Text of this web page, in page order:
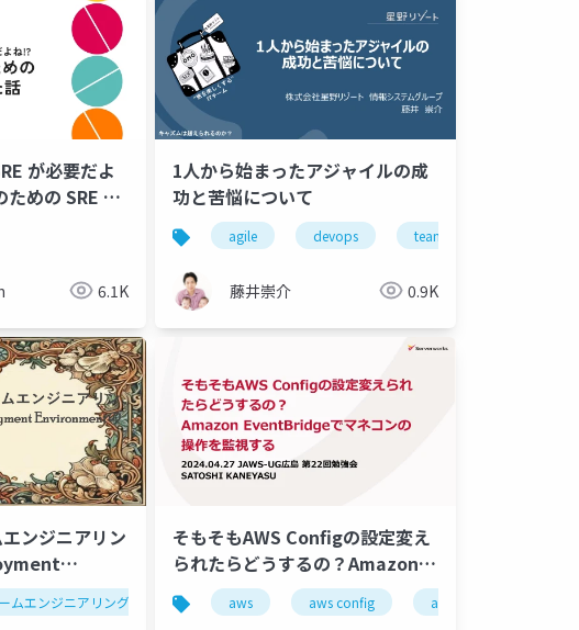
が必要だよ
めの SRE 組
6.1K
1人から始まったアジャイルの成
功と苦悩について
agile devops team
藤井崇介 0.9K
ンジニアリン
用方法
ムエンジニアリング azure azure pipeline
そもそもAWS Configの設定変え
られたらどうするの？Amazon
EventBridgeでマネコンの操作
を監視する
aws aws config amazon eventbridge